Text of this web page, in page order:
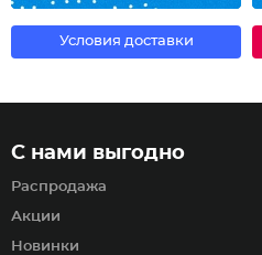
Условия доставки
С нами выгодно
Распродажа
Акции
Новинки